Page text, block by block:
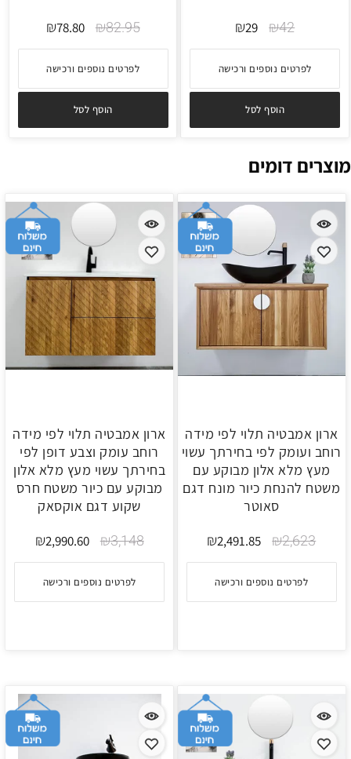
₪42
₪29
לפרטים נוספים ורכישה
הוסף לסל
₪82.95
₪78.80
לפרטים נוספים ורכישה
הוסף לסל
מוצרים דומים
ארון אמבטיה תלוי לפי מידה
רוחב ועומק לפי בחירתך עשוי
מעץ מלא אלון מבוקע עם
משטח להנחת כיור מונח דגם
סאוטר
₪2,623
₪2,491.85
לפרטים נוספים ורכישה
ארון אמבטיה תלוי לפי מידה
רוחב עומק וצבע דופן לפי
בחירתך עשוי מעץ מלא אלון
מבוקע עם כיור משטח חרס
שקוע דגם אוקסאק
₪3,148
₪2,990.60
לפרטים נוספים ורכישה